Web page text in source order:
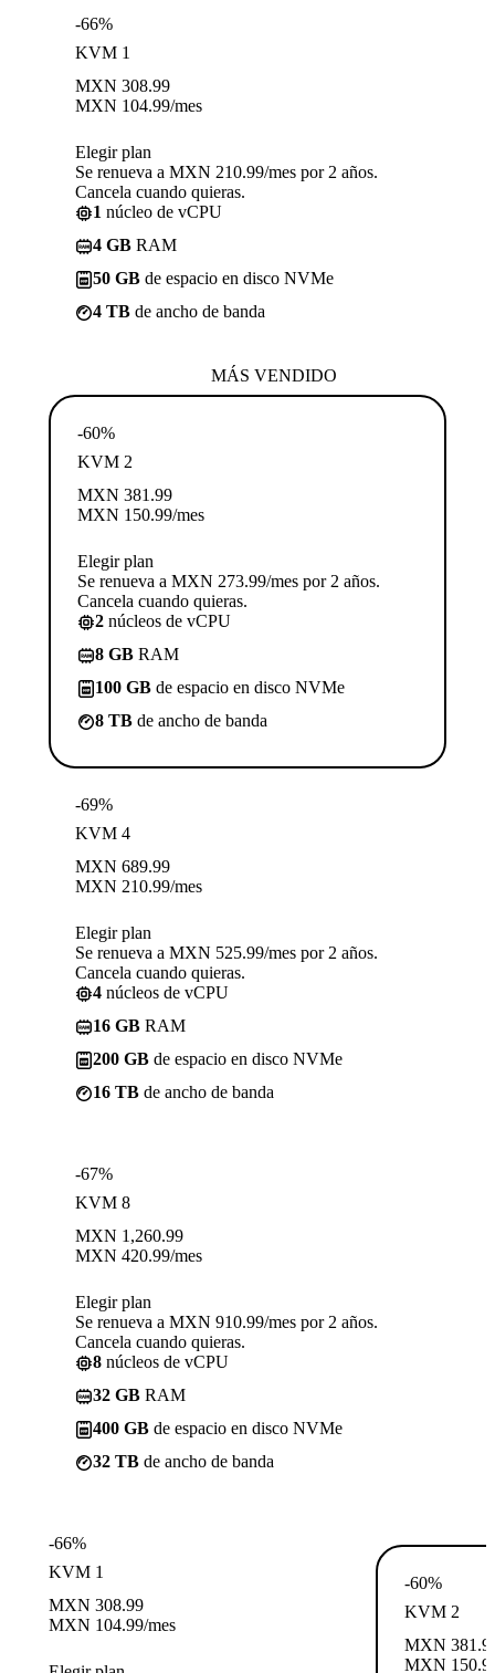
-66%
KVM 1
MXN 308.99
MXN 104.99/mes
Elegir plan
Se renueva a MXN 210.99/mes por 2 años.
Cancela cuando quieras.
1 núcleo de vCPU
4 GB RAM
50 GB de espacio en disco NVMe
4 TB de ancho de banda
MÁS VENDIDO
-60%
KVM 2
MXN 381.99
MXN 150.99/mes
Elegir plan
Se renueva a MXN 273.99/mes por 2 años.
Cancela cuando quieras.
2 núcleos de vCPU
8 GB RAM
100 GB de espacio en disco NVMe
8 TB de ancho de banda
-69%
KVM 4
MXN 689.99
MXN 210.99/mes
Elegir plan
Se renueva a MXN 525.99/mes por 2 años.
Cancela cuando quieras.
4 núcleos de vCPU
16 GB RAM
200 GB de espacio en disco NVMe
16 TB de ancho de banda
-67%
KVM 8
MXN 1,260.99
MXN 420.99/mes
Elegir plan
Se renueva a MXN 910.99/mes por 2 años.
Cancela cuando quieras.
8 núcleos de vCPU
32 GB RAM
400 GB de espacio en disco NVMe
32 TB de ancho de banda
-66%
KVM 1
MXN 308.99
MXN 104.99/mes
-60%
KVM 2
MXN
MXN